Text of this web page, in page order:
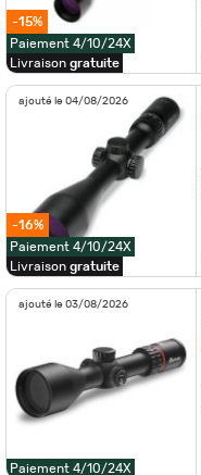
-15%
Paiement 4/10/24X
Livraison gratuite
ajouté le 04/08/2026
-16%
Paiement 4/10/24X
Livraison gratuite
ajouté le 03/08/2026
Paiement 4/10/24X